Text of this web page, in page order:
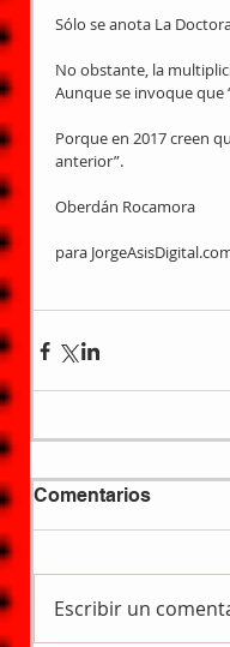
Sólo se anota La
No obstante, la
Aunque se invoque que
Porque en 2017 creen
anterior”.
Oberdán Rocamora
para
Comentarios
Escribir un